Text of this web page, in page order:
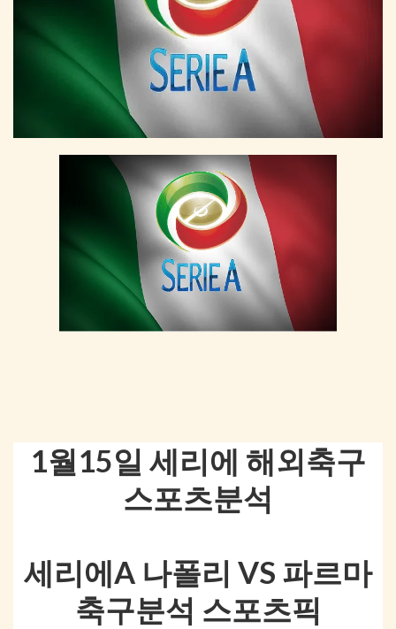
1월15일 세리에 해외축구
스포츠분석
세리에A 나폴리 VS 파르마
축구분석 스포츠픽